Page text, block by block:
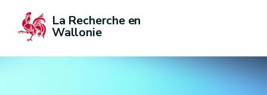
La Recherche en
Wallonie